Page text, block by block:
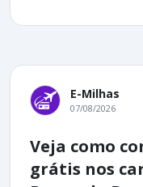
E-Milhas
07/08/2026
Veja como
grátis nos